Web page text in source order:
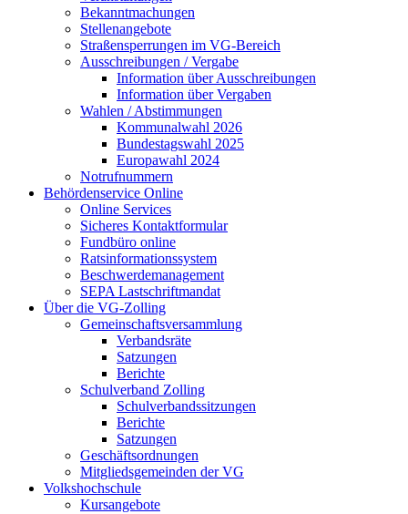
Bekanntmachungen
Stellenangebote
Straßensperrungen im VG-Bereich
Ausschreibungen / Vergabe
Information über Ausschreibungen
Information über Vergaben
Wahlen / Abstimmungen
Kommunalwahl 2026
Bundestagswahl 2025
Europawahl 2024
Notrufnummern
Behördenservice Online
Online Services
Sicheres Kontaktformular
Fundbüro online
Ratsinformationssystem
Beschwerdemanagement
SEPA Lastschriftmandat
Über die VG-Zolling
Gemeinschaftsversammlung
Verbandsräte
Satzungen
Berichte
Schulverband Zolling
Schulverbandssitzungen
Berichte
Satzungen
Geschäftsordnungen
Mitgliedsgemeinden der VG
Volkshochschule
Kursangebote